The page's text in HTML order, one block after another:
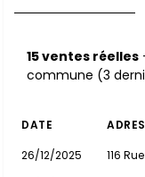
15 ventes réelles
commune (3
DATE
26/12/2025